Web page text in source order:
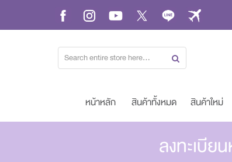
Skip
Content
หน้าหลัก สินค้าทั้งหมด สินค้าใหม่
ลงทะเบีย